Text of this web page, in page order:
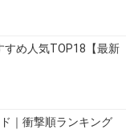
すめ人気TOP18【最新
｜衝撃順ランキング